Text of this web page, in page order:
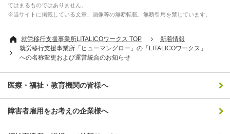
てはまるものではありません。
※当サイトに掲載している文章、画像等の無断転載、無断引用を禁じています。
就労移行支援事業所LITALICOワークス TOP
新着情報
就労移行支援事業所「ヒューマングロー」の「LITALICOワークス」
への名称変更および運営統合のお知らせ
医療・福祉・教育機関の皆様へ
障害者雇用をお考えの企業様へ